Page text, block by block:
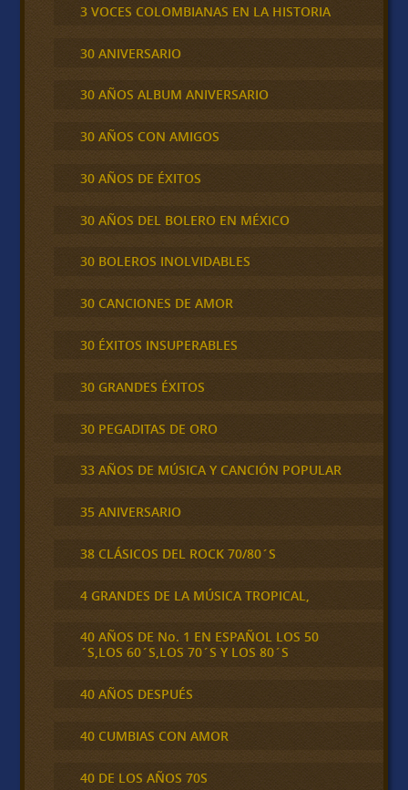
3 VOCES COLOMBIANAS EN LA HISTORIA
30 ANIVERSARIO
30 AÑOS ALBUM ANIVERSARIO
30 AÑOS CON AMIGOS
30 AÑOS DE ÉXITOS
30 AÑOS DEL BOLERO EN MÉXICO
30 BOLEROS INOLVIDABLES
30 CANCIONES DE AMOR
30 ÉXITOS INSUPERABLES
30 GRANDES ÉXITOS
30 PEGADITAS DE ORO
33 AÑOS DE MÚSICA Y CANCIÓN POPULAR
35 ANIVERSARIO
38 CLÁSICOS DEL ROCK 70/80´S
4 GRANDES DE LA MÚSICA TROPICAL,
40 AÑOS DE No. 1 EN ESPAÑOL LOS 50
´S,LOS 60´S,LOS 70´S Y LOS 80´S
40 AÑOS DESPUÉS
40 CUMBIAS CON AMOR
40 DE LOS AÑOS 70S